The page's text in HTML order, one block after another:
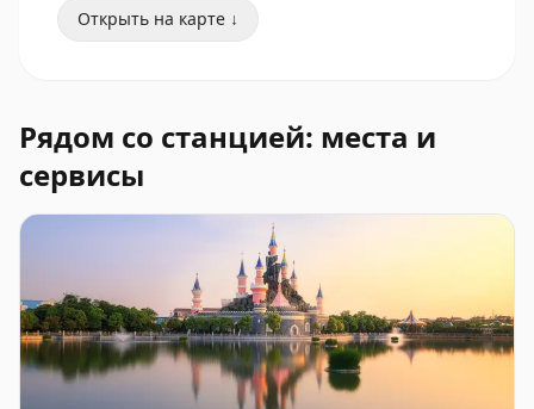
Открыть на карте ↓
Рядом со станцией: места и
сервисы